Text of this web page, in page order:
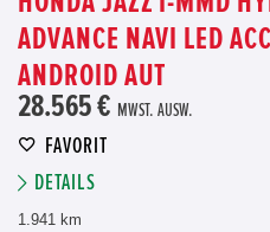
ADVANCE NAVI LED
ANDROID AUT
28.565 € MWST. AUSW.
FAVORIT
DETAILS
1.941 km